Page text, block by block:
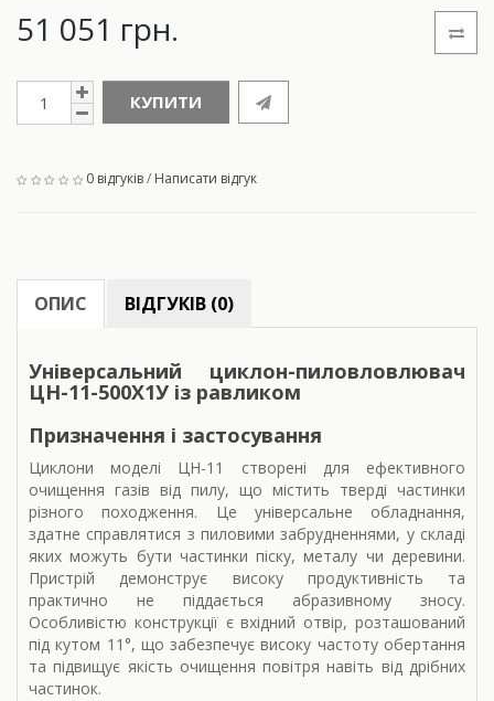
51 051 грн.
КУПИТИ
0 відгуків/ Написати відгук
ОПИС ВІДГУКІВ (0)
Універсальний циклон-пиловловлювач
ЦН-11-500Х1У із равликом
Призначення і застосування
Циклони моделі ЦН-11 створені для ефективного
очищення газів від пилу, що містить тверді частинки
різного походження. Це універсальне обладнання,
здатне справлятися з пиловими забрудненнями, у складі
яких можуть бути частинки піску, металу чи деревини.
Пристрій демонструє високу продуктивність та
практично не піддається абразивному зносу.
Особливістю конструкції є вхідний отвір, розташований
під кутом 11°, що забезпечує високу частоту обертання
та підвищує якість очищення повітря навіть від дрібних
частинок.